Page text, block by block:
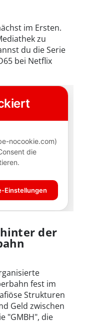
im Ersten.
zu
du die Serie
bei Netflix
der
fest im
Strukturen
Geld zwischen
"GMBH", die